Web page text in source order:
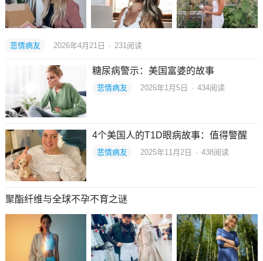
悲情病友 2026年4月21日 · 231 阅读
糖尿病警示：美国富婆的故事
悲情病友 2026年1月5日 · 434阅读
4个美国人的T1D眼病故事：值得警醒
悲情病友 2025年11月2日 · 438阅读
聚酯纤维与全球不孕不育之谜